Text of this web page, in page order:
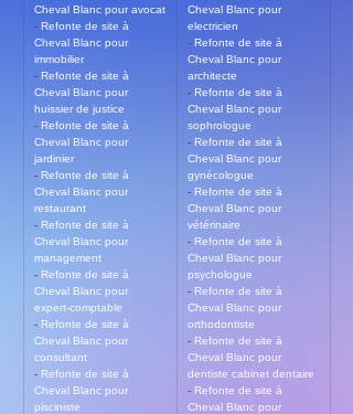
Cheval Blanc pour avocat
- Refonte de site à
Cheval Blanc pour
immobilier
- Refonte de site à
Cheval Blanc pour
huissier de justice
- Refonte de site à
Cheval Blanc pour
jardinier
- Refonte de site à
Cheval Blanc pour
restaurant
- Refonte de site à
Cheval Blanc pour
management
- Refonte de site à
Cheval Blanc pour
expert-comptable
- Refonte de site à
Cheval Blanc pour
consultant
- Refonte de site à
Cheval Blanc pour
pisciniste
Cheval Blanc pour
electricien
- Refonte de site à
Cheval Blanc pour
architecte
- Refonte de site à
Cheval Blanc pour
sophrologue
- Refonte de site à
Cheval Blanc pour
gynécologue
- Refonte de site à
Cheval Blanc pour
vétérinaire
- Refonte de site à
Cheval Blanc pour
psychologue
- Refonte de site à
Cheval Blanc pour
orthodontiste
- Refonte de site à
Cheval Blanc pour
dentiste cabinet dentaire
- Refonte de site à
Cheval Blanc pour